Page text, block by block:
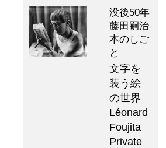
没後50年
藤田嗣治
本のしご
と
文字を
装う絵
の世界
Léonard
Foujita
Private